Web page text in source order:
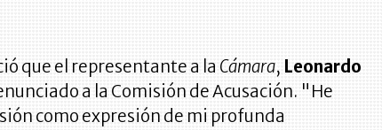
que el representante a la Cámara, Leonardo
a la Comisión de Acusación. "He
como expresión de mi profunda